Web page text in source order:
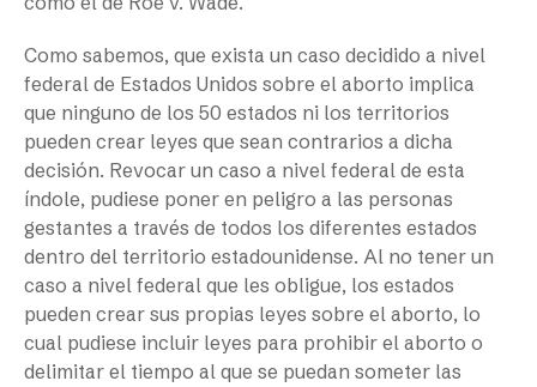
Como sabemos, que exista un caso decidido a nivel
federal de Estados Unidos sobre el aborto implica
que ninguno de los 50 estados ni los territorios
pueden crear leyes que sean contrarios a dicha
decisión. Revocar un caso a nivel federal de esta
índole, pudiese poner en peligro a las personas
gestantes a través de todos los diferentes estados
dentro del territorio estadounidense. Al no tener un
caso a nivel federal que les obligue, los estados
pueden crear sus propias leyes sobre el aborto, lo
cual pudiese incluir leyes para prohibir el aborto o
delimitar el tiempo al que se puedan someter las